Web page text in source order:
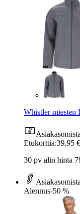
Whistler
Etukorttia:39,95 €
30 pv alin hinta
Alennus-50 %